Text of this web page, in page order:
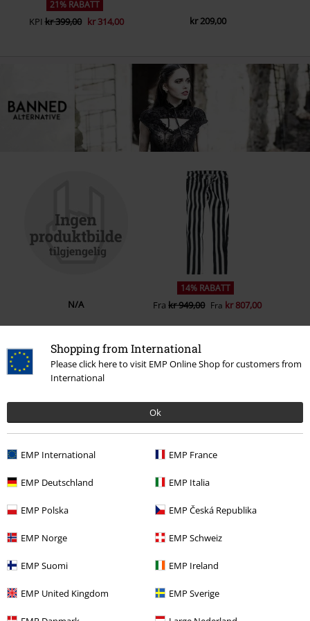
Shopping from International
Please click here to visit EMP Online Shop for customers from
International
Ok
EMP International EMP France
EMP Deutschland EMP Italia
EMP Polska EMP Česká Republika
EMP Norge EMP Schweiz
EMP Suomi EMP Ireland
EMP United Kingdom EMP Sverige
21% RABATT
KPI kr 399,00 kr 314,00 kr 209,00
N/A
14% RABATT
Frakr 949,00 Fra kr 807,00
0 Anmeldelse
Fortell oss hva du synes om "Plain Trim".
Skriv anmeldelse